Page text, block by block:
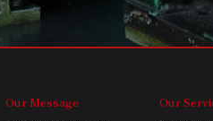
Our Message Our